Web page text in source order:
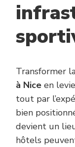
Transformer
à Nice en
tout par
bien
devient un
hôtels